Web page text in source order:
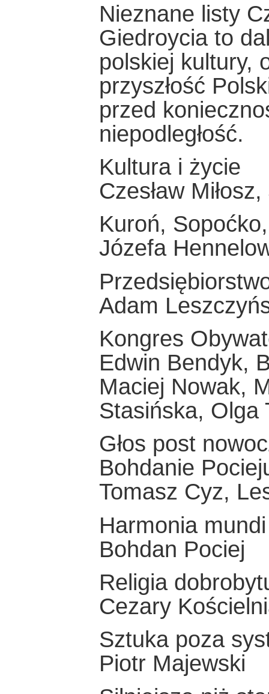
Nieznane listy
Giedroycia to
polskiej kultury,
przyszłość
przed
niepodległość.
Kultura i życie
Czesław
Kuroń,
Józefa
Adam
Kongres
Edwin Bendyk,
Maciej Nowak,
Stasińska, Olga
Głos post
Bohdanie
Tomasz Cyz,
Harmonia mundi
Bohdan Pociej
Religia
Cezary
Sztuka poza
Piotr Majewski